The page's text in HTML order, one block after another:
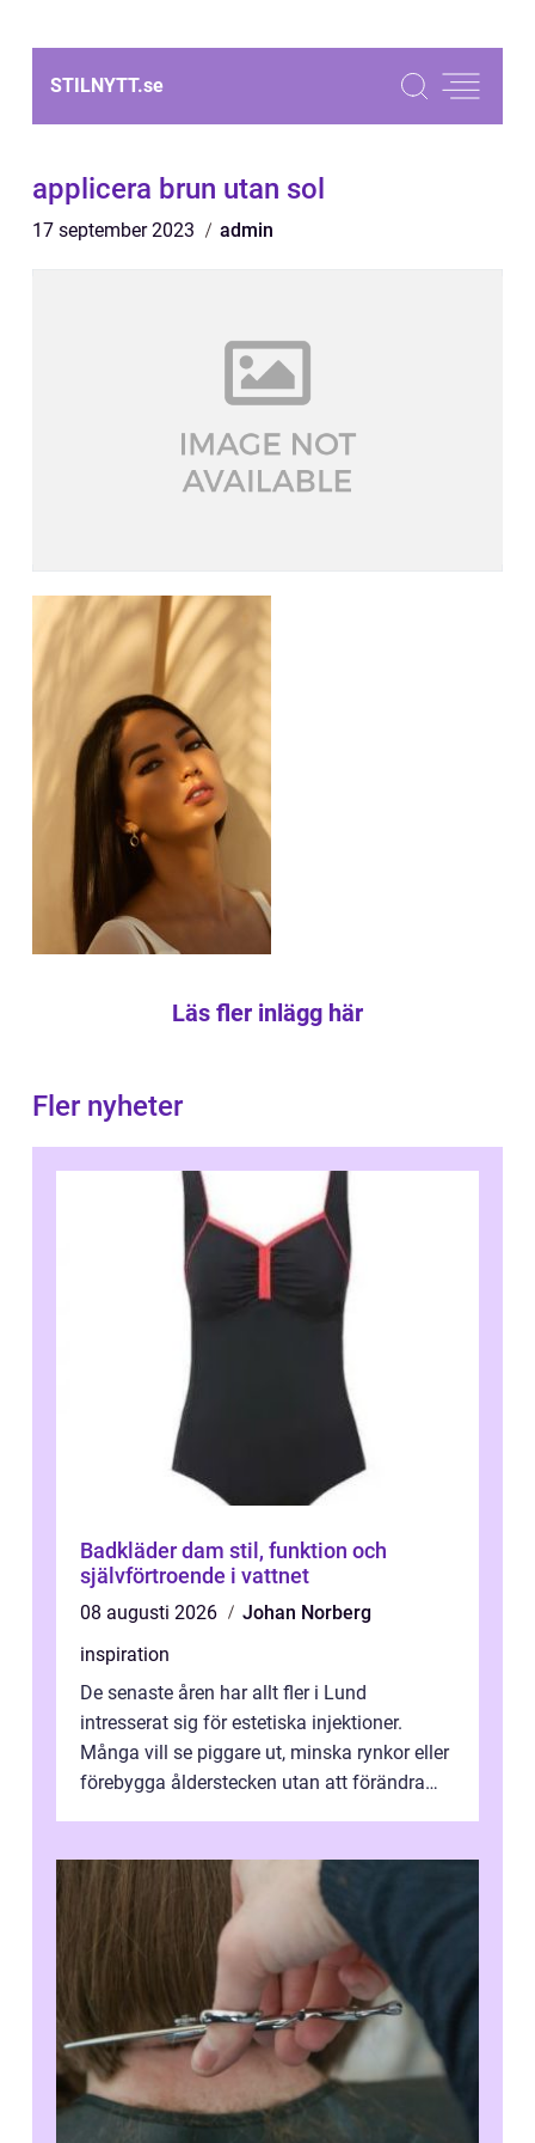
STILNYTT.se
applicera brun utan sol
17 september 2023 admin
Läs fler inlägg här
Fler nyheter
Badkläder dam stil, funktion och
självförtroende i vattnet
08 augusti 2026
Johan Norberg
inspiration
De senaste åren har allt fler i Lund
intresserat sig för estetiska injektioner.
Många vill se piggare ut, minska rynkor eller
förebygga ålderstecken utan att förändra